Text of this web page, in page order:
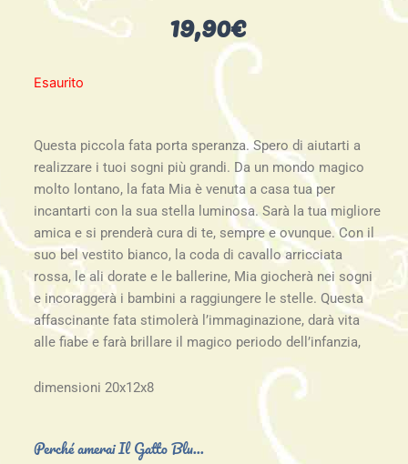
19,90€
Esaurito
Questa piccola fata porta speranza. Spero di aiutarti a
realizzare i tuoi sogni più grandi. Da un mondo magico
molto lontano, la fata Mia è venuta a casa tua per
incantarti con la sua stella luminosa. Sarà la tua migliore
amica e si prenderà cura di te, sempre e ovunque. Con il
suo bel vestito bianco, la coda di cavallo arricciata
rossa, le ali dorate e le ballerine, Mia giocherà nei sogni
e incoraggerà i bambini a raggiungere le stelle. Questa
affascinante fata stimolerà l’immaginazione, darà vita
alle fiabe e farà brillare il magico periodo dell’infanzia,
dimensioni 20x12x8
Perché amerai Il Gatto Blu...